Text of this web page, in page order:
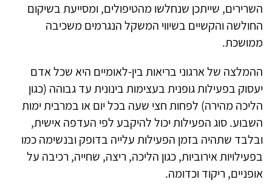
השרירים, שייתכן שנחלשו מהטיפולים, ומסייעת בשיקום
החולשה והקשיים בשיווי המשקל הנגרמים משכיבה
ממושכת.
ההמלצה של ארגוני בריאות בין-לאומיים היא שכל אדם
יעסוק בפעילות גופנית בעצימות בינונית עד גבוהה (כגון
הליכה מהירה) לפחות חצי שעה בכל יום או במרבית ימות
השבוע. סוג הפעילות יכול להיקבע לפי העדפה אישית,
ובלבד שתהיה בזמן הפעילות עלייה בדופק ובנשימה כמו
בפעילויות אירוביות, כגון הליכה, ריצה, שחייה, רכיבה על
אופניים, ריקוד וכדומה.